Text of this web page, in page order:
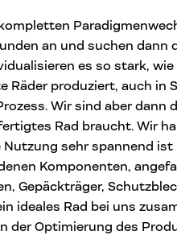
an und suchen dann
es so stark,
Räder produziert, auch in
Wir sind aber dann
Rad braucht. Wir
sehr spannend ist
Komponenten,
Gepäckträger,
ideales Rad bei uns
der Optimierung des